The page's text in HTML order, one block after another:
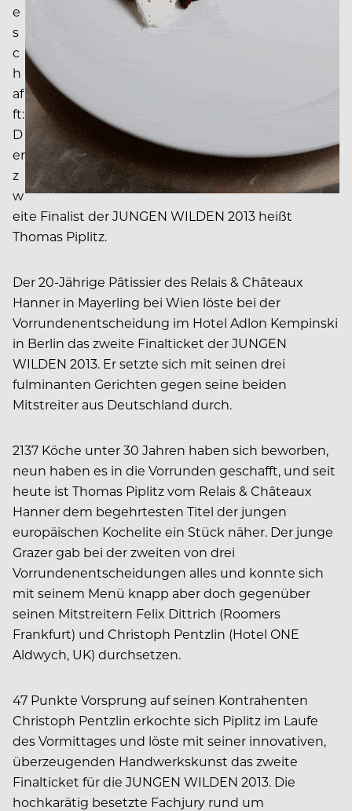
e
s
c
h
af
ft:
D
er
z
w
eite Finalist der JUNGEN WILDEN 2013 heißt
Thomas Piplitz.
Der 20-Jährige Pâtissier des Relais & Châteaux
Hanner in Mayerling bei Wien löste bei der
Vorrundenentscheidung im Hotel Adlon Kempinski
in Berlin das zweite Finalticket der JUNGEN
WILDEN 2013. Er setzte sich mit seinen drei
fulminanten Gerichten gegen seine beiden
Mitstreiter aus Deutschland durch.
2137 Köche unter 30 Jahren haben sich beworben,
neun haben es in die Vorrunden geschafft, und seit
heute ist Thomas Piplitz vom Relais & Châteaux
Hanner dem begehrtesten Titel der jungen
europäischen Kochelite ein Stück näher. Der junge
Grazer gab bei der zweiten von drei
Vorrundenentscheidungen alles und konnte sich
mit seinem Menü knapp aber doch gegenüber
seinen Mitstreitern Felix Dittrich (Roomers
Frankfurt) und Christoph Pentzlin (Hotel ONE
Aldwych, UK) durchsetzen.
47 Punkte Vorsprung auf seinen Kontrahenten
Christoph Pentzlin erkochte sich Piplitz im Laufe
des Vormittages und löste mit seiner innovativen,
überzeugenden Handwerkskunst das zweite
Finalticket für die JUNGEN WILDEN 2013. Die
hochkarätig besetzte Fachjury rund um